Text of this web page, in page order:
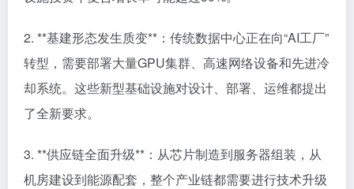
2. **基建形态发生质变**：传统数据中心正在向“AI工厂”
转型，需要部署大量GPU集群、高速网络设备和先进冷
却系统。这些新型基础设施对设计、部署、运维都提出
了全新要求。
3. **供应链全面升级**：从芯片制造到服务器组装，从
机房建设到能源配套，整个产业链都需要进行技术升级